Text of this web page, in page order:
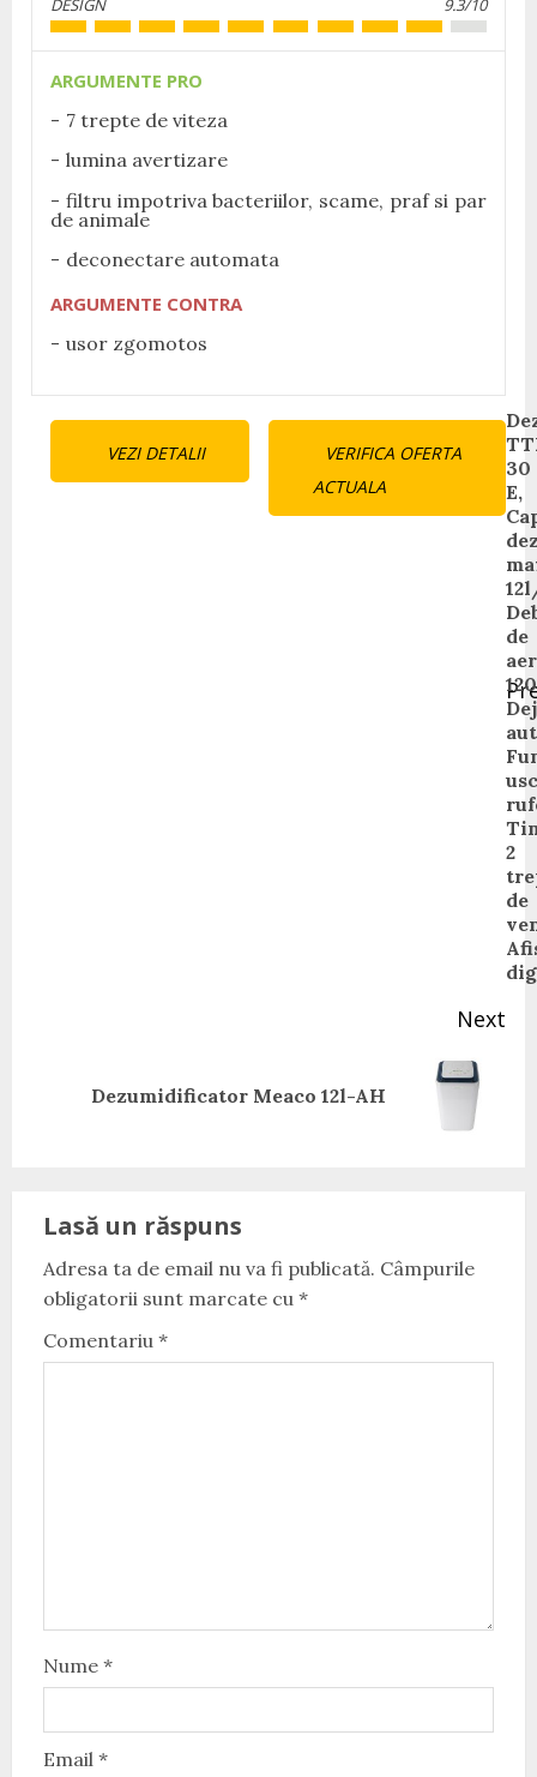
DESIGN 9.3/10
ARGUMENTE PRO
7 trepte de viteza
lumina avertizare
filtru impotriva bacteriilor, scame, praf si par
de animale
deconectare automata
ARGUMENTE CONTRA
usor zgomotos
VEZI DETALII
VERIFICA OFERTA
ACTUALA
Continue
Reading
30
E,
de
2
de
Next
Dezumidificator Meaco 12l-AH
Lasă un răspuns
Adresa ta de email nu va fi publicată. Câmpurile
obligatorii sunt marcate cu *
Comentariu *
Nume *
Email *